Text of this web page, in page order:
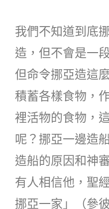
我們不知道到底
造，但不會是一
但命令挪亞造這
積蓄各樣食物，
裡活物的食物，
呢？挪亞一邊造
造船的原因和神
有人相信他，聖
挪亞一家」（參